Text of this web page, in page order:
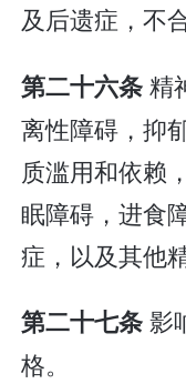
及后遗症，不合
第二十六条精
离性障碍，抑
质滥用和依赖
眠障碍，进食
症，以及其他
第二十七条影
格。